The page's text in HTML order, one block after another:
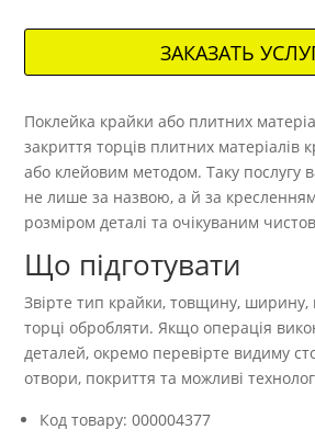
ЗАКАЗАТЬ
Поклейка крайки або плитних
закриття торців плитних матеріалів
або клейовим методом. Таку послугу
не лише за назвою, а й за
розміром деталі та очікуваним
Що підготувати
Звірте тип крайки, товщину, ширину,
торці обробляти. Якщо операція
деталей, окремо перевірте видиму
отвори, покриття та можливі
Код товару: 000004377